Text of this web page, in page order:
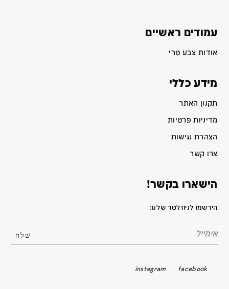
עמודים ראשיים
אודות צבע טרי
מידע כללי
תקנון האתר
מדיניות פרטיות
הצהרת נגישות
צרו קשר
הישארו בקשר!
הירשמו לניוזלטר שלנו:
facebook
instagram